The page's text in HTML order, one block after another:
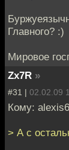
Главного? :)
Мировое
Zx7R »
#31 | 02.02.09
Кому:
> А с